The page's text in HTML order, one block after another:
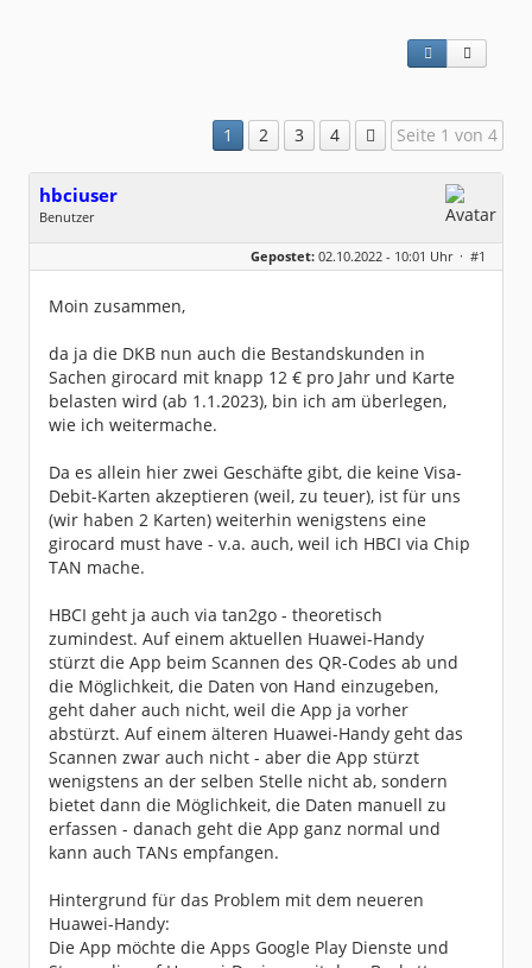
1 2 3 4 Seite 1 von 4
hbciuser
Benutzer
Geschlecht:
keine Angabe
Dabei seit:
10 / 2017
Gepostet: 02.10.2022 - 10:01 Uhr · #1
Moin zusammen,
da ja die DKB nun auch die Bestandskunden in
Sachen girocard mit knapp 12 € pro Jahr und Karte
belasten wird (ab 1.1.2023), bin ich am überlegen,
wie ich weitermache.
Da es allein hier zwei Geschäfte gibt, die keine Visa-
Debit-Karten akzeptieren (weil, zu teuer), ist für uns
(wir haben 2 Karten) weiterhin wenigstens eine
girocard must have - v.a. auch, weil ich HBCI via Chip
TAN mache.
HBCI geht ja auch via tan2go - theoretisch
zumindest. Auf einem aktuellen Huawei-Handy
stürzt die App beim Scannen des QR-Codes ab und
die Möglichkeit, die Daten von Hand einzugeben,
geht daher auch nicht, weil die App ja vorher
abstürzt. Auf einem älteren Huawei-Handy geht das
Scannen zwar auch nicht - aber die App stürzt
wenigstens an der selben Stelle nicht ab, sondern
bietet dann die Möglichkeit, die Daten manuell zu
erfassen - danach geht die App ganz normal und
kann auch TANs empfangen.
Hintergrund für das Problem mit dem neueren
Huawei-Handy:
Die App möchte die Apps Google Play Dienste und